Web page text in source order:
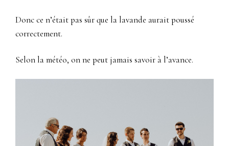
Donc ce n’était pas sûr que la lavande aurait poussé
correctement.
Selon la météo, on ne peut jamais savoir à l’avance.